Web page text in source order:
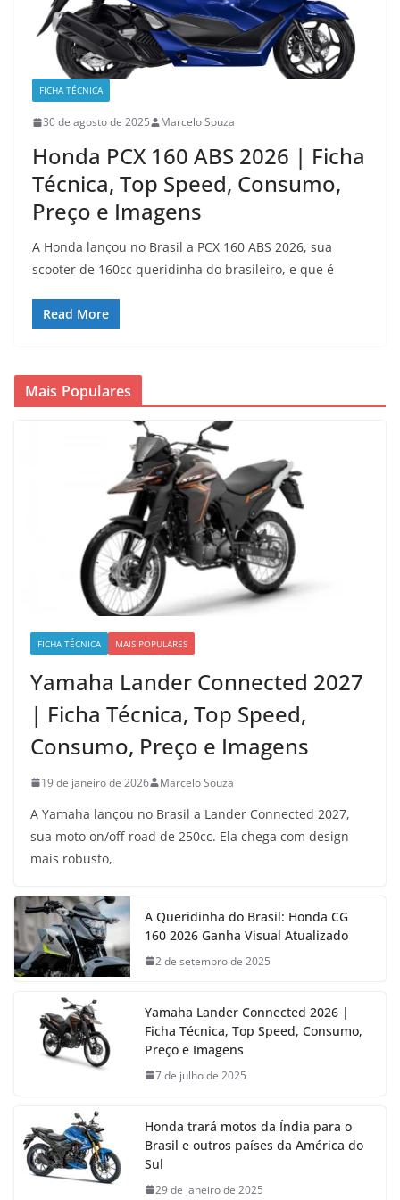
FICHA TÉCNICA
30 de agosto de 2025 Marcelo Souza
Honda PCX 160 ABS 2026 | Ficha
Técnica, Top Speed, Consumo,
Preço e Imagens
A Honda lançou no Brasil a PCX 160 ABS 2026, sua
scooter de 160cc queridinha do brasileiro, e que é
Read More
Mais Populares
FICHA TÉCNICA MAIS POPULARES
Yamaha Lander Connected 2027
| Ficha Técnica, Top Speed,
Consumo, Preço e Imagens
19 de janeiro de 2026 Marcelo Souza
A Yamaha lançou no Brasil a Lander Connected 2027,
sua moto on/off-road de 250cc. Ela chega com design
mais robusto,
A Queridinha do Brasil: Honda CG
160 2026 Ganha Visual Atualizado
2 de setembro de 2025
Yamaha Lander Connected 2026 |
Ficha Técnica, Top Speed, Consumo,
Preço e Imagens
7 de julho de 2025
Honda trará motos da Índia para o
Brasil e outros países da América do
Sul
29 de janeiro de 2025